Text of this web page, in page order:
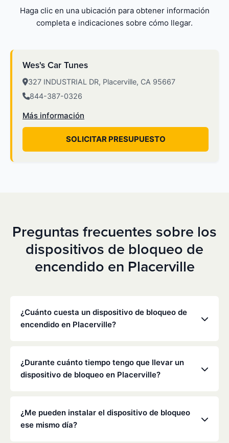
Haga clic en una ubicación para obtener información
completa e indicaciones sobre cómo llegar.
Wes's Car Tunes
327 INDUSTRIAL DR, Placerville, CA 95667
844-387-0326
Más información
SOLICITAR PRESUPUESTO
Preguntas frecuentes sobre los
dispositivos de bloqueo de
encendido en Placerville
¿Cuánto cuesta un dispositivo de bloqueo de
encendido en Placerville?
concreta, pero Low Cost Interlock ofrece tarifas
mensuales competitivas sin gastos ocultos. Ponte
de los clientes pagan entre 70 y 100 dólares al mes,
incluyendo la supervisión y la calibración.
¿Durante cuánto tiempo tengo que llevar un
dispositivo de bloqueo en Placerville?
dispositivo de bloqueo la determinan el
Departamento de Vehículos Motorizados (DMV) de
¿Me pueden instalar el dispositivo de bloqueo
ese mismo día?